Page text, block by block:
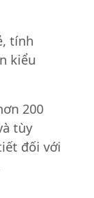
tính
kiểu
200
tùy
đối với